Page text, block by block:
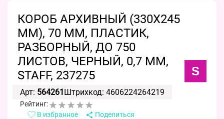
КОРОБ АРХИВНЫЙ (330Х245
ММ), 70 ММ, ПЛАСТИК,
РАЗБОРНЫЙ, ДО 750
ЛИСТОВ, ЧЕРНЫЙ, 0,7 ММ,
STAFF, 237275
S
Арт: 564261Штрихкод: 4606224264219
Рейтинг:
В избранное
Поделиться